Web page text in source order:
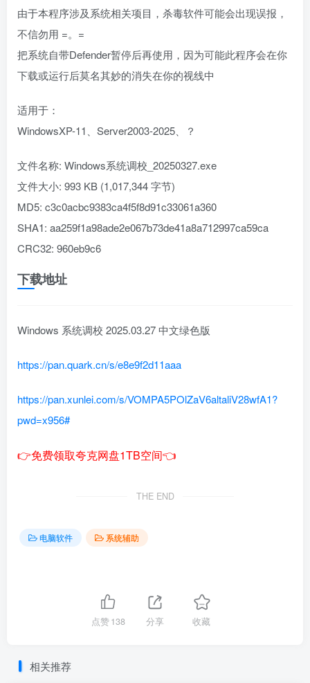
由于本程序涉及系统相关项目，杀毒软件可能会出现误报，
不信勿用 =。=
把系统自带Defender暂停后再使用，因为可能此程序会在你
下载或运行后莫名其妙的消失在你的视线中
适用于：
WindowsXP-11、Server2003-2025、？
文件名称: Windows系统调校_20250327.exe
文件大小: 993 KB (1,017,344 字节)
MD5: c3c0acbc9383ca4f5f8d91c33061a360
SHA1: aa259f1a98ade2e067b73de41a8a712997ca59ca
CRC32: 960eb9c6
下载地址
Windows 系统调校 2025.03.27 中文绿色版
https://pan.quark.cn/s/e8e9f2d11aaa
https://pan.xunlei.com/s/VOMPA5POlZaV6altaliV28wfA1?
pwd=x956#
👉免费领取夸克网盘1TB空间👈
THE END
电脑软件 系统辅助
点赞138 分享 收藏
相关推荐